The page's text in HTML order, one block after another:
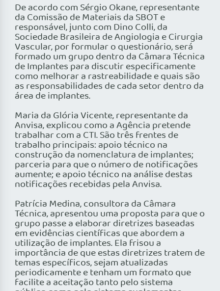
De acordo com Sérgio Okane, representante
da Comissão de Materiais da SBOT e
responsável, junto com Dino Colli, da
Sociedade Brasileira de Angiologia e Cirurgia
Vascular, por formular o questionário, será
formado um grupo dentro da Câmara Técnica
de Implantes para discutir especificamente
como melhorar a rastreabilidade e quais são
as responsabilidades de cada setor dentro da
área de implantes.
Maria da Glória Vicente, representante da
Anvisa, explicou como a Agência pretende
trabalhar com a CTI. São três frentes de
trabalho principais: apoio técnico na
construção da nomenclatura de implantes;
parceria para que o número de notificações
aumente; e apoio técnico na análise destas
notificações recebidas pela Anvisa.
Patrícia Medina, consultora da Câmara
Técnica, apresentou uma proposta para que o
grupo passe a elaborar diretrizes baseadas
em evidências científicas que abordem a
utilização de implantes. Ela frisou a
importância de que estas diretrizes tratem de
temas específicos, sejam atualizadas
periodicamente e tenham um formato que
facilite a aceitação tanto pelo sistema